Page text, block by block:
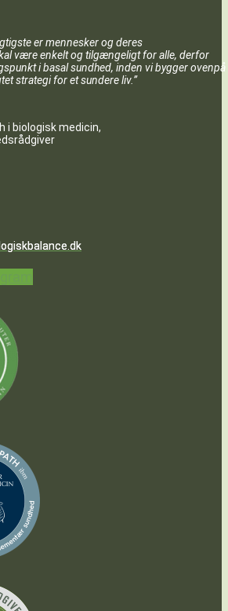
er mennesker og deres
være enkelt og tilgængeligt for alle, derfor
i basal sundhed, inden vi bygger ovenpå
strategi for et sundere liv.”
i biologisk medicin,